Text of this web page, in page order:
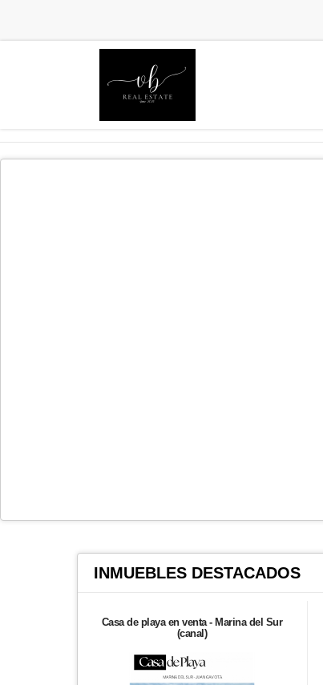
INMUEBLES DESTACADOS
Casa de playa en venta - Marina del Sur
(canal)